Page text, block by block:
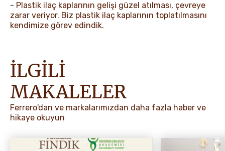
- Plastik ilaç kaplarının gelişi güzel atılması, çevreye
zarar veriyor. Biz plastik ilaç kaplarının toplatılmasını
kendimize görev edindik.
İLGİLİ
MAKALELER
Ferrero'dan ve markalarımızdan daha fazla haber ve
hikaye okuyun